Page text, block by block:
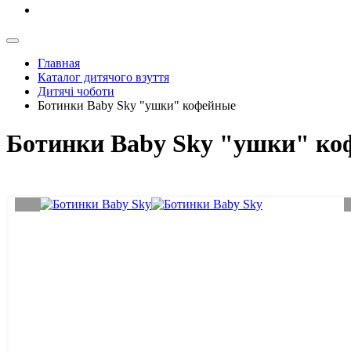
Главная
Каталог дитячого взуття
Дитячі чоботи
Ботинки Baby Sky "ушки" кофейные
Ботинки Baby Sky "ушки"